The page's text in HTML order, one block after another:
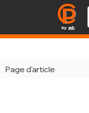
Page d'article